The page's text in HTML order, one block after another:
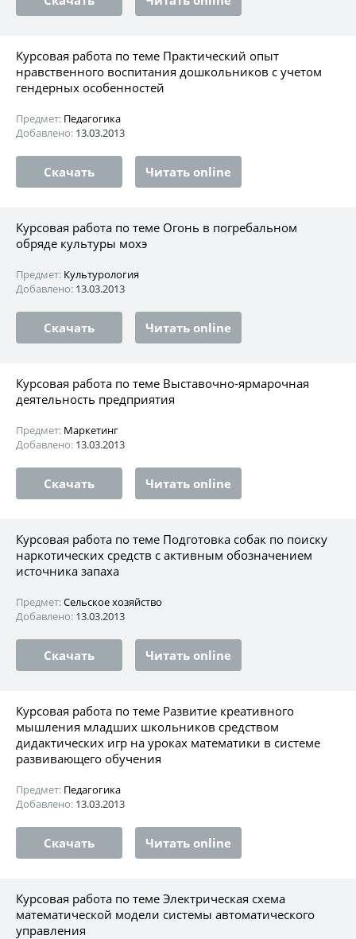
Курсовая работа по теме Практический опыт
нравственного воспитания дошкольников с учетом
гендерных особенностей
Предмет: Педагогика
Добавлено: 13.03.2013
Скачать Читать online
Курсовая работа по теме Огонь в погребальном
обряде культуры мохэ
Предмет: Культурология
Добавлено: 13.03.2013
Скачать Читать online
Курсовая работа по теме Выставочно-ярмарочная
деятельность предприятия
Предмет: Маркетинг
Добавлено: 13.03.2013
Скачать Читать online
Курсовая работа по теме Подготовка собак по поиску
наркотических средств с активным обозначением
источника запаха
Предмет:Сельское хозяйство
Добавлено: 13.03.2013
Скачать Читать online
Курсовая работа по теме Развитие креативного
мышления младших школьников средством
дидактических игр на уроках математики в системе
развивающего обучения
Предмет: Педагогика
Добавлено: 13.03.2013
Скачать Читать online
Курсовая работа по теме Электрическая схема
математической модели системы автоматического
управления